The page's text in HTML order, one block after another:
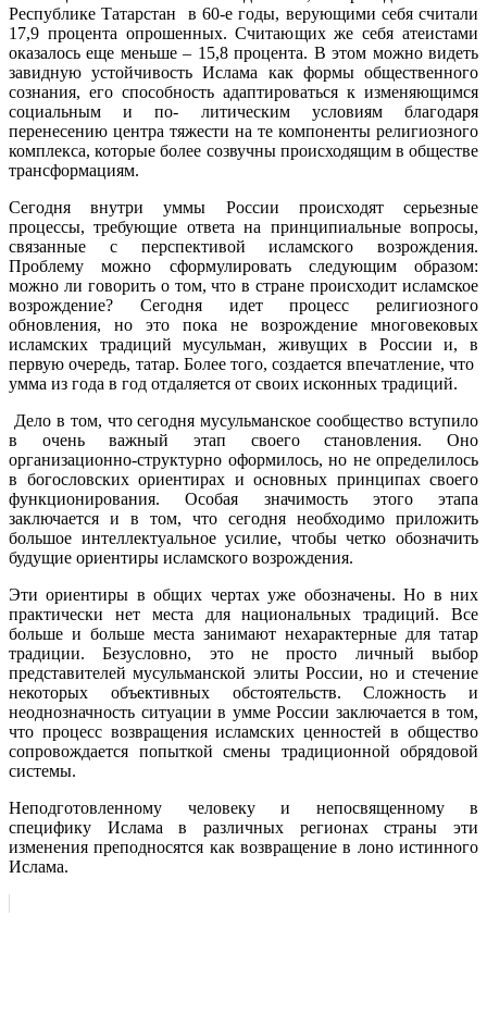
Республике Татарстан в 60-е годы, верующими себя считали
17,9 процента опрошенных. Считающих же себя атеистами
оказалось еще меньше – 15,8 процента. В этом можно видеть
завидную устойчивость Ислама как формы общественного
сознания, его способность адаптироваться к изменяющимся
социальным и по- литическим условиям благодаря
перенесению центра тяжести на те компоненты религиозного
комплекса, которые более созвучны происходящим в обществе
трансформациям.
Сегодня внутри уммы России происходят серьезные
процессы, требующие ответа на принципиальные вопросы,
связанные с перспективой исламского возрождения.
Проблему можно сформулировать следующим образом:
можно ли говорить о том, что в стране происходит исламское
возрождение? Сегодня идет процесс религиозного
обновления, но это пока не возрождение многовековых
исламских традиций мусульман, живущих в России и, в
первую очередь, татар. Более того, создается впечатление, что
умма из года в год отдаляется от своих исконных традиций.
Дело в том, что сегодня мусульманское сообщество вступило
в очень важный этап своего становления. Оно
организационно-структурно оформилось, но не определилось
в богословских ориентирах и основных принципах своего
функционирования. Особая значимость этого этапа
заключается и в том, что сегодня необходимо приложить
большое интеллектуальное усилие, чтобы четко обозначить
будущие ориентиры исламского возрождения.
Эти ориентиры в общих чертах уже обозначены. Но в них
практически нет места для национальных традиций. Все
больше и больше места занимают нехарактерные для татар
традиции. Безусловно, это не просто личный выбор
представителей мусульманской элиты России, но и стечение
некоторых объективных обстоятельств. Сложность и
неоднозначность ситуации в умме России заключается в том,
что процесс возвращения исламских ценностей в общество
сопровождается попыткой смены традиционной обрядовой
системы.
Неподготовленному человеку и непосвященному в
специфику Ислама в различных регионах страны эти
изменения преподносятся как возвращение в лоно истинного
Ислама.